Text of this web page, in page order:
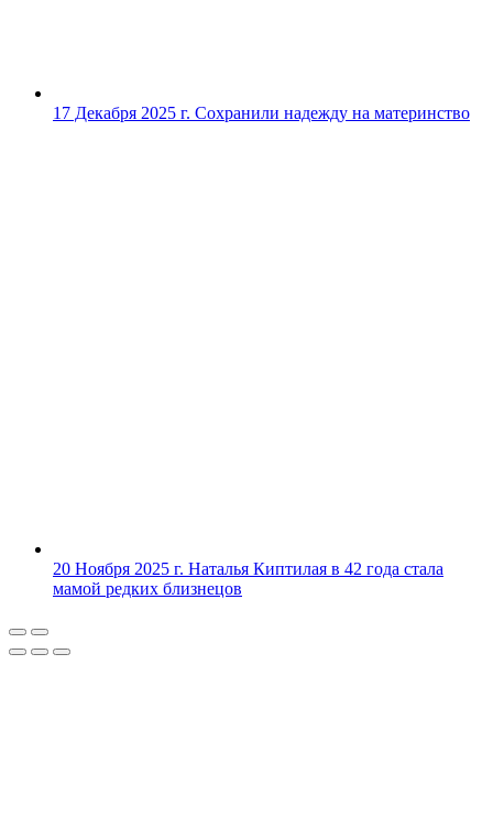
17 Декабря 2025 г. Сохранили надежду на материнство
20 Ноября 2025 г. Наталья Киптилая в 42 года стала
мамой редких близнецов